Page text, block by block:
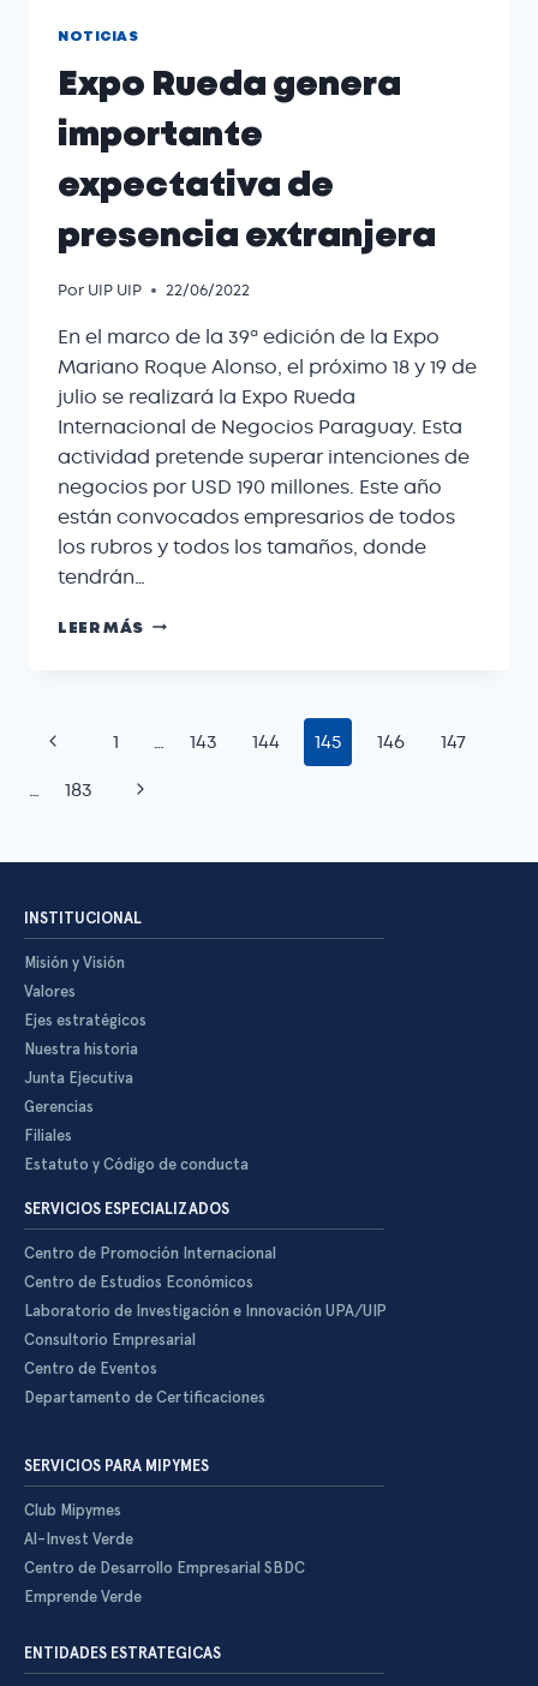
NOTICIAS
Expo Rueda genera
importante
expectativa de
presencia extranjera
Por UIP UIP 22/06/2022
En el marco de la 39ª edición de la Expo
Mariano Roque Alonso, el próximo 18 y 19 de
julio se realizará la Expo Rueda
Internacional de Negocios Paraguay. Esta
actividad pretende superar intenciones de
negocios por USD 190 millones. Este año
están convocados empresarios de todos
los rubros y todos los tamaños, donde
tendrán…
LEER MÁS
1 … 143 144 145 146
147
…
183
INSTITUCIONAL
Misión y Visión
Valores
Ejes estratégicos
Nuestra historia
Junta Ejecutiva
Gerencias
Filiales
Estatuto y Código de conducta
SERVICIOS ESPECIALIZADOS
Centro de Promoción Internacional
Centro de Estudios Económicos
Laboratorio de Investigación e Innovación UPA/UIP
Consultorio Empresarial
Centro de Eventos
Departamento de Certificaciones
SERVICIOS PARA MIPYMES
Club Mipymes
Al-Invest Verde
Centro de Desarrollo Empresarial SBDC
Emprende Verde
ENTIDADES ESTRATEGICAS